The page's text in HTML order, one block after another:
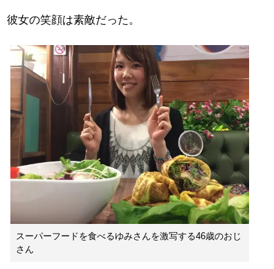
彼女の笑顔は素敵だった。
スーパーフードを食べるゆみさんを激写する46歳のおじ
さん